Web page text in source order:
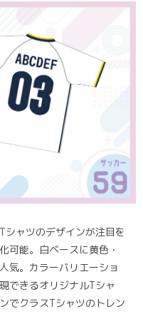
シャツのデザインが注目を
可能。白ベースに黄色・
気。カラーバリエーショ
できるオリジナルTシャ
でクラスTシャツのトレン